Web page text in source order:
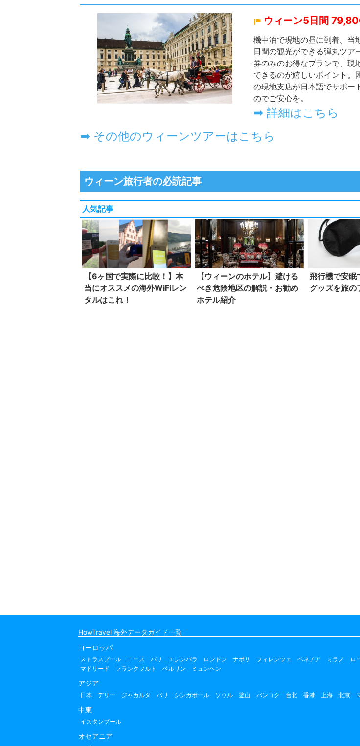
ウィーン旅行者の必読記事
人気記事
【6ヶ国で実際に比較！】本
当にオススメの海外WiFiレン
タルはこれ！
【ウィーンのホテル】避ける
べき危険地区の解説・お勧め
ホテル紹介
飛行機で安眠
グッズを旅の
HowTravel 海外データガイド一覧
ヨーロッパ
ストラスブール ニース パリ エジンバラ ロンドン ナポリ フィレンツェ ベネチア ミラノ ロ
マドリード
フランクフルト ベルリン ミュンヘン
アジア
日本 デリー ジャカルタ バリ シンガポール ソウル 釜山 バンコク 台北 香港 上海 北京
中東
イスタンブール
オセアニア